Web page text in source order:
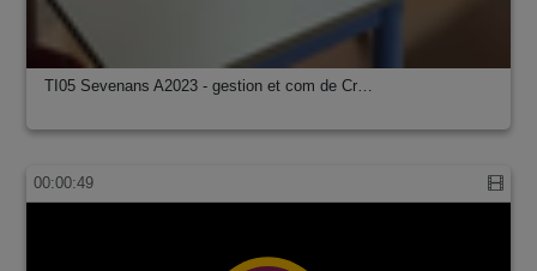
TI05 Sevenans A2023 - gestion et com de Cr…
00:00:49